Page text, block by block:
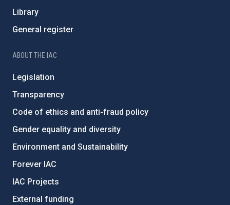
Library
General register
ABOUT THE IAC
Legislation
Transparency
Code of ethics and anti-fraud policy
Gender equality and diversity
Environment and Sustainability
Forever IAC
IAC Projects
External funding